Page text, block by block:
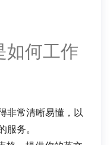
如何工作
非常清晰易懂，以
务。